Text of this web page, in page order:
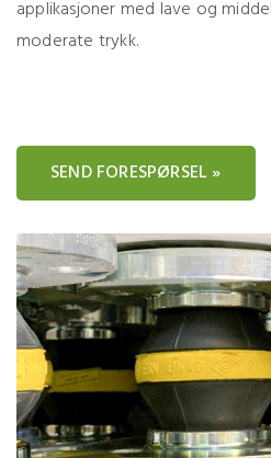
applikasjoner med lave og
moderate trykk.
SEND FORESPØRSEL »